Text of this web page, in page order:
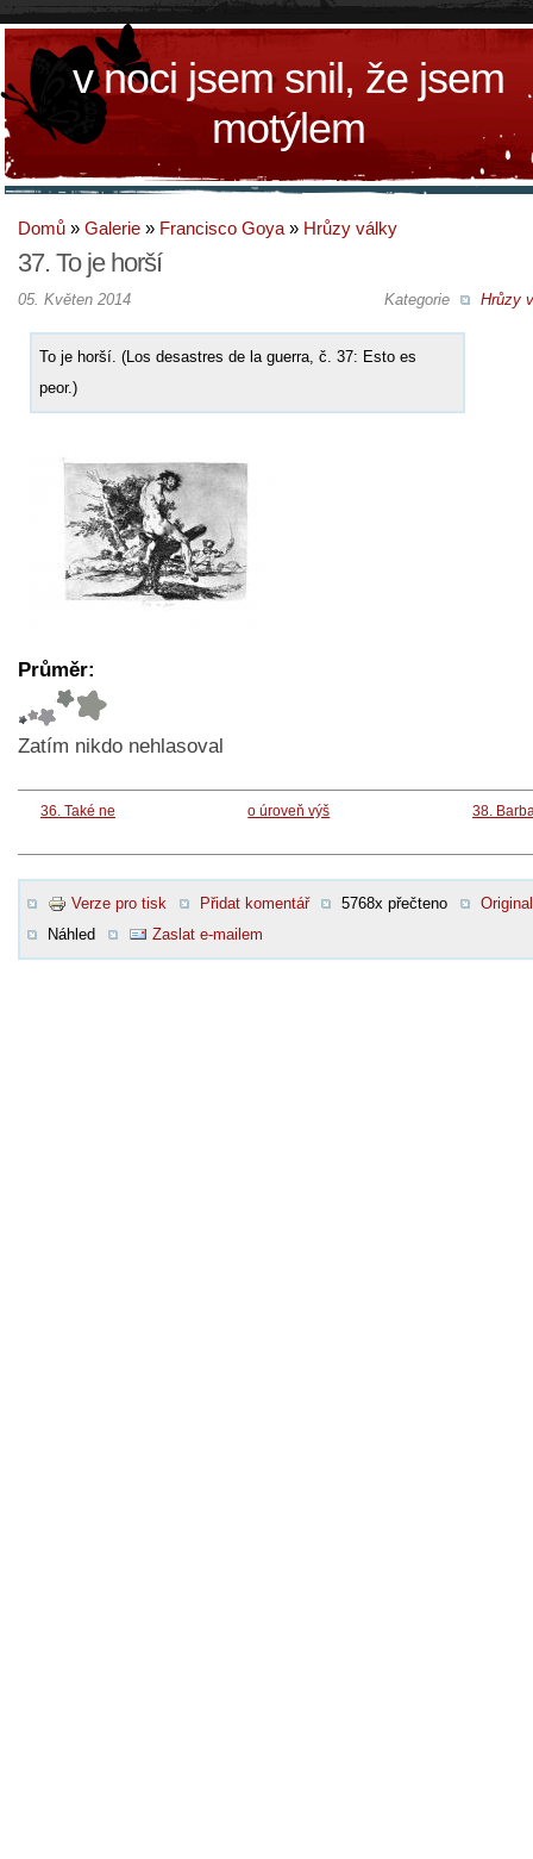
v noci jsem snil, že jsem
motýlem
Domů » Galerie » Francisco Goya » Hrůzy války
37. To je horší
Kategorie Hrůzy
05. Květen 2014
To je horší. (Los desastres de la guerra, č. 37: Esto es
peor.)
Průměr:
Zatím nikdo nehlasoval
36. Také ne o úroveň výš 38.
Verze pro tisk Přidat komentář 5768x přečteno
Original
Náhled
Zaslat e-mailem